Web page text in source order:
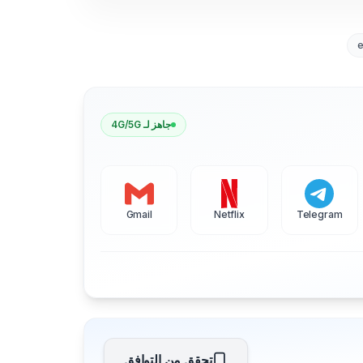
جاهز لـ 4G/5G
Telegram
Netflix
Gmail